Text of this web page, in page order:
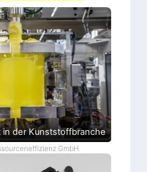
der Kunststoffbranche
GmbH